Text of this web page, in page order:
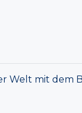
Welt mit dem